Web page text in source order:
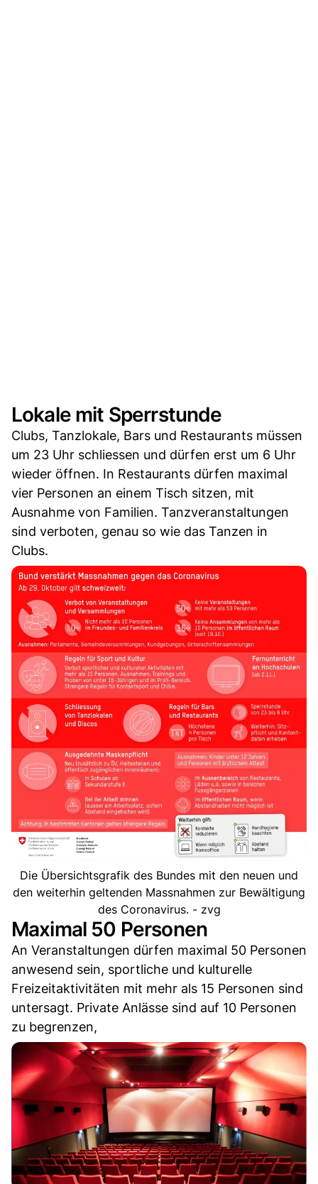
Lokale mit Sperrstunde
Clubs, Tanzlokale, Bars und Restaurants müssen
um 23 Uhr schliessen und dürfen erst um 6 Uhr
wieder öffnen. In Restaurants dürfen maximal
vier Personen an einem Tisch sitzen, mit
Ausnahme von Familien. Tanzveranstaltungen
sind verboten, genau so wie das Tanzen in
Clubs.
Die Übersichtsgrafik des Bundes mit den neuen und
den weiterhin geltenden Massnahmen zur Bewältigung
des Coronavirus. - zvg
Maximal 50 Personen
An Veranstaltungen dürfen maximal 50 Personen
anwesend sein, sportliche und kulturelle
Freizeitaktivitäten mit mehr als 15 Personen sind
untersagt. Private Anlässe sind auf 10 Personen
zu begrenzen,